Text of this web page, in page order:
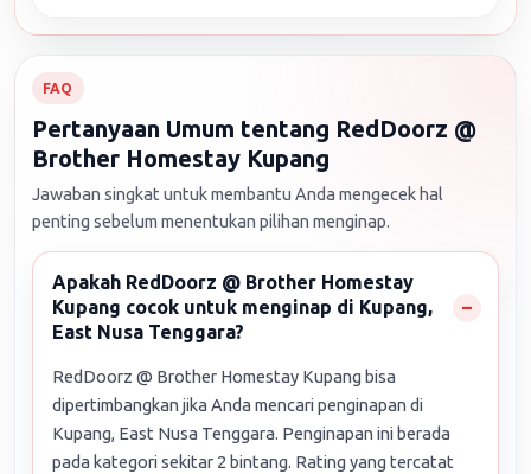
FAQ
Pertanyaan Umum tentang RedDoorz @
Brother Homestay Kupang
Jawaban singkat untuk membantu Anda mengecek hal
penting sebelum menentukan pilihan menginap.
Apakah RedDoorz @ Brother Homestay
Kupang cocok untuk menginap di Kupang,
East Nusa Tenggara?
RedDoorz @ Brother Homestay Kupang bisa
dipertimbangkan jika Anda mencari penginapan di
Kupang, East Nusa Tenggara. Penginapan ini berada
pada kategori sekitar 2 bintang. Rating yang tercatat